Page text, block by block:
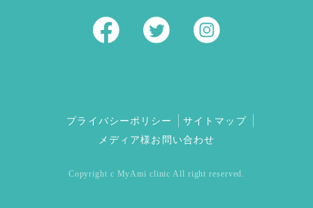
プライバシーポリシー
サイトマップ
メディア様お問い合わせ
Copyright c MyAmi clinic All right reserved.